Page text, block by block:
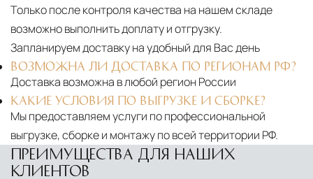
Только после контроля качества на нашем складе
возможно выполнить доплату и отгрузку.
Запланируем доставку на удобный для Вас день
ВОЗМОЖНА ЛИ ДОСТАВКА ПО РЕГИОНАМ РФ?
Доставка возможна в любой регион России
КАКИЕ УСЛОВИЯ ПО ВЫГРУЗКЕ И СБОРКЕ?
Мы предоставляем услуги по профессиональной
выгрузке, сборке и монтажу по всей территории РФ.
ПРЕИМУЩЕСТВА ДЛЯ НАШИХ
КЛИЕНТОВ